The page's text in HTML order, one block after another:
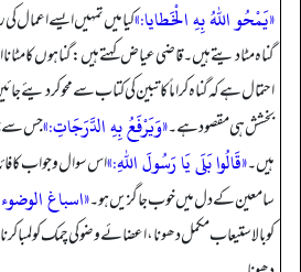
«يَمْحُو اللهُ بِهِ الْخَطايا:»کیا میں تمہیں ایسے اعمال
گناہ مٹا دیتے ہیں۔ قاضی عیاض کہتے ہیں: گناہوں کا
احتمال ہے کہ گناہ کراماً کاتبین کی کتاب سے محو کر
بخشش ہی مقصود ہے۔«وَيَرْفَعُ بِهِ الدَّرَجَاتِ:»جس سے
ہیں۔«قَالُوا بَلَى يَا رَسُولَ اللهِ:»اس سوال و جواب کا
سامعین کے دل میں خوب جاگزیں ہو۔«اسباغ
کو بالاستیعاب مکمل دھونا، اعضائے وضو کی چمک کو لمبا